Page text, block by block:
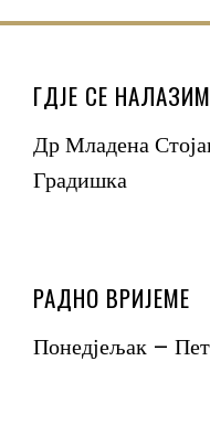
ГДЈЕ СЕ
Др Младена
Градишка
РАДНО ВРИЈЕМЕ
Понедјељак –